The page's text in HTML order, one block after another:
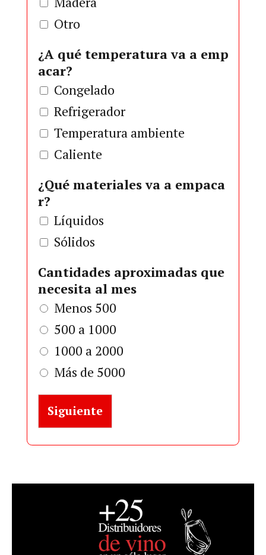
Otro
¿A qué temperatura va a emp
acar?
Congelado
Refrigerador
Temperatura ambiente
Caliente
¿Qué materiales va a empaca
r?
Líquidos
Sólidos
Cantidades aproximadas que
necesita al mes
Menos 500
500 a 1000
1000 a 2000
Más de 5000
Siguiente